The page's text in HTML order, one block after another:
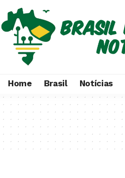
Home Brasil Notícias